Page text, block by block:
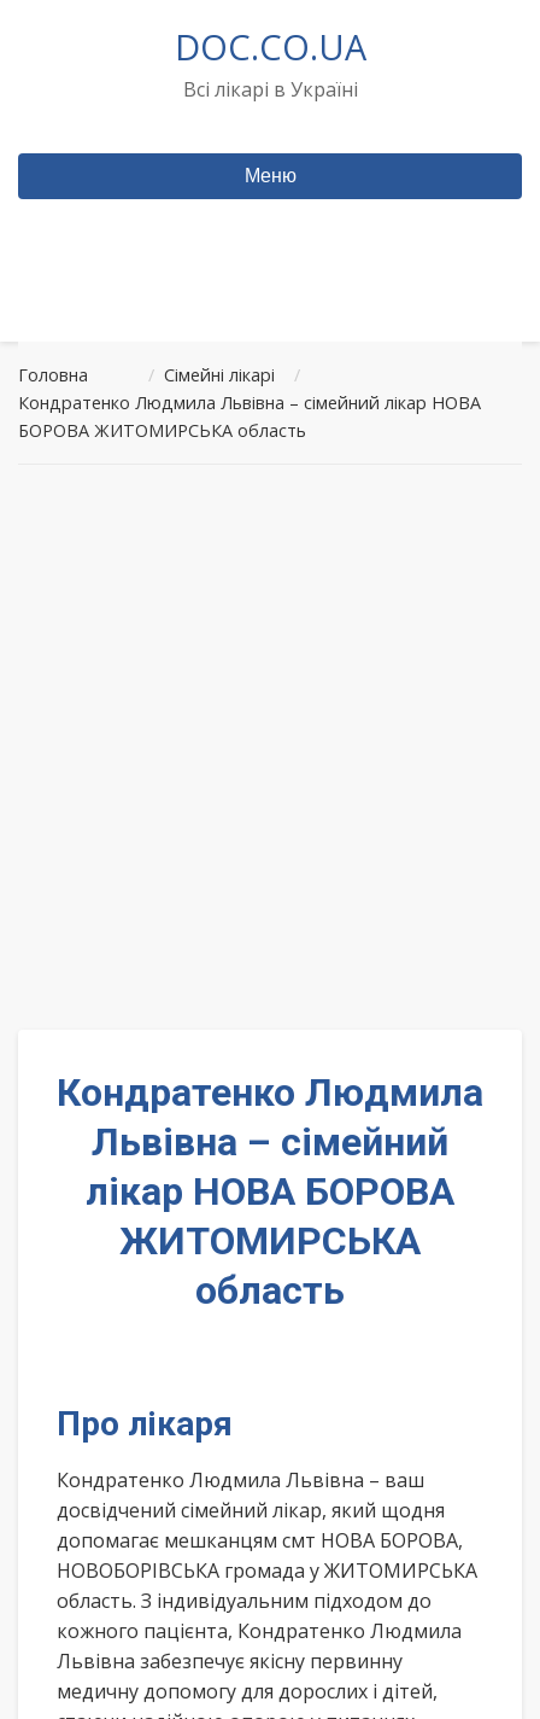
DOC.CO.UA
Всі лікарі в Україні
Меню
Головна / Сімейні лікарі
/
Кондратенко Людмила Львівна – сімейний лікар НОВА
БОРОВА ЖИТОМИРСЬКА область
Кондратенко Людмила
Львівна – сімейний
лікар НОВА БОРОВА
ЖИТОМИРСЬКА
область
Про лікаря
Кондратенко Людмила Львівна – ваш
досвідчений сімейний лікар, який щодня
допомагає мешканцям смт НОВА БОРОВА,
НОВОБОРІВСЬКА громада у ЖИТОМИРСЬКА
область. З індивідуальним підходом до
кожного пацієнта, Кондратенко Людмила
Львівна забезпечує якісну первинну
медичну допомогу для дорослих і дітей,